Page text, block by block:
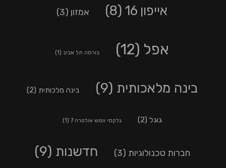
אייפון 16 (8) אמזון (3)
אפל (12) בורסה תל אביב (1)
בינה מלאכותית (9) בינה מלכותית (2)
גוגל (2) גלקסי ווטש אולטרה 7 (1)
חברות טכנולוגיות (3) חדשנות (9)